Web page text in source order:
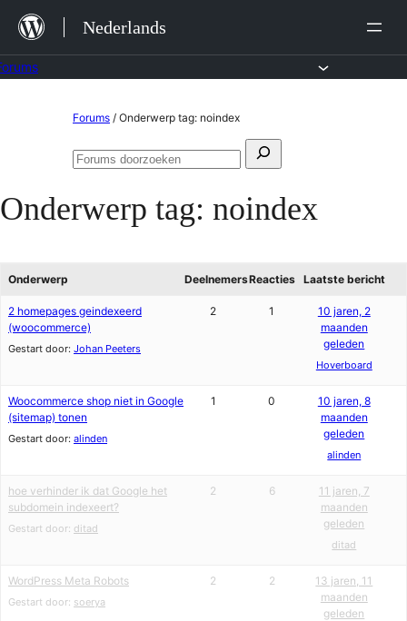
naar
de
Nederlands
Forums / Onderwerp tag: noindex
Zoeken
Forums
Onderwerp tag: noindex
Onderwerp DeelnemersReacties Laatste bericht
2 homepages geindexeerd
(woocommerce)
Gestart door: Johan Peeters
2 1
10 jaren, 2
maanden
geleden
Hoverboard
Woocommerce shop niet in Google
(sitemap) tonen
Gestart door: alinden
1 0
10 jaren, 8
maanden
geleden
alinden
hoe verhinder ik dat Google het
subdomein indexeert?
Gestart door: ditad
2 6
11 jaren, 7
maanden
geleden
ditad
WordPress Meta Robots
Gestart door: soerya
2 2
13 jaren, 11
maanden
geleden